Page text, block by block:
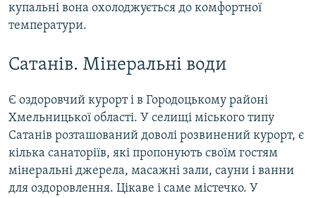
купальні вона охолоджується до комфортної
температури.
Сатанів. Мінеральні води
Є оздоровчий курорт і в Городоцькому районі
Хмельницької області. У селищі міського типу
Сатанів розташований доволі розвинений курорт, є
кілька санаторіїв, які пропонують своїм гостям
мінеральні джерела, масажні зали, сауни і ванни
для оздоровлення. Цікаве і саме містечко. У